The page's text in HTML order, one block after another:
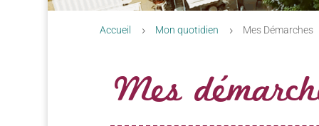
Accueil 5 Mon quotidien 5 Mes Démarches
Mes